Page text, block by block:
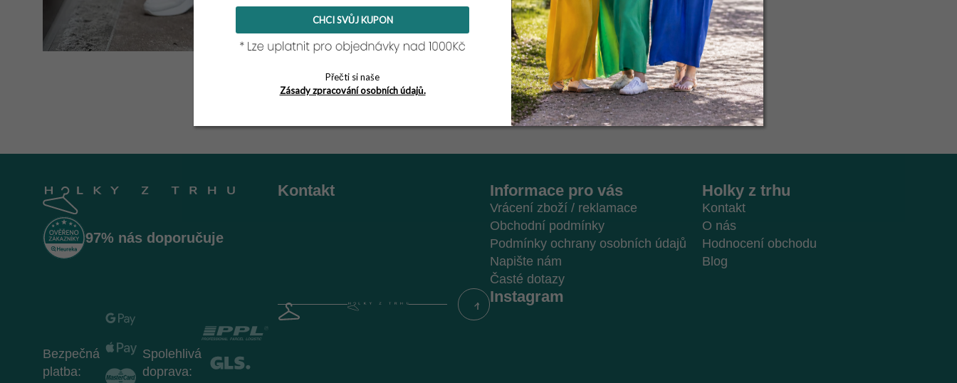
nosí velikost L/XL a její míry najdešzde.
97% nás doporučuje
Kontakt Informace pro vás
Vrácení zboží / reklamace
Obchodní podmínky
Podmínky ochrany osobních údajů
Napište nám
Časté dotazy
Holky z trhu
Kontakt
O nás
Hodnocení obchodu
Blog
Bezpečná
platba:
Spolehlivá
doprava:
Instagram
CHCI SVŮJ KUPON
Přečti si naše
Zásady zpracování osobních údajů.